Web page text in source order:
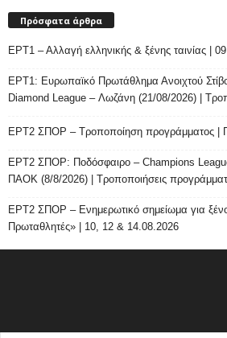
Πρόσφατα άρθρα
ΕΡΤ1 – Αλλαγή ελληνικής & ξένης ταινίας |
ΕΡΤ1: Ευρωπαϊκό Πρωτάθλημα Ανοιχτού
Diamond League – Λωζάνη (21/08/2026) |
ΕΡΤ2 ΣΠΟΡ – Τροποποίηση προγράμματος |
ΕΡΤ2 ΣΠΟΡ: Ποδόσφαιρο – Champions
ΠΑΟΚ (8/8/2026) | Τροποποιήσεις
ΕΡΤ2 ΣΠΟΡ – Ενημερωτικό σημείωμα για
Πρωταθλητές» | 10, 12 & 14.08.2026